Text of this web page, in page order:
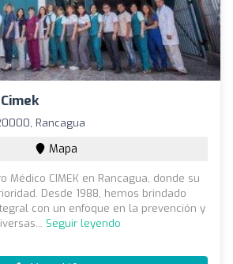
Rancagua
Mapa
Médico CIMEK en Rancagua, donde su
Desde 1988, hemos brindado
con un enfoque en la prevención y
Seguir leyendo